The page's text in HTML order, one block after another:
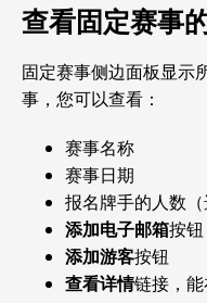
查看固定赛事
固定赛事侧边面板显示
事，您可以查看：
赛事名称
赛事日期
报名牌手的人数（
添加电子邮箱按钮
添加游客按钮
查看详情链接，